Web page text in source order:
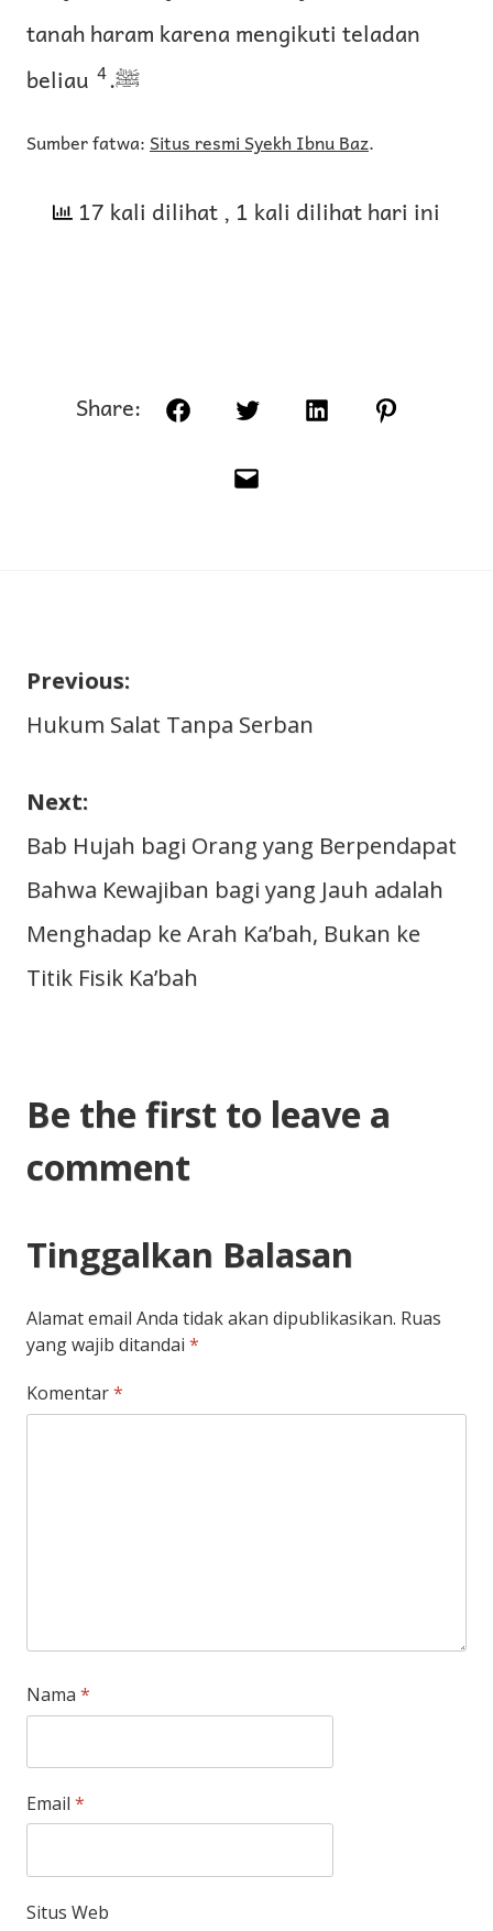
tanah haram karena mengikuti teladan
beliau ﷺ.4
Sumber fatwa:Situs resmi Syekh Ibnu Baz.
17 kali dilihat, 1 kali dilihat hari ini
Share: FacebookTwitterLinkedInPinterest
Email
Navigasi
pos
Previous:
Hukum Salat Tanpa Serban
Next:
Bab Hujah bagi Orang yang Berpendapat
Bahwa Kewajiban bagi yang Jauh adalah
Menghadap ke Arah Ka’bah, Bukan ke
Titik Fisik Ka’bah
Be the first to leave a
comment
Tinggalkan Balasan
Alamat email Anda tidak akan dipublikasikan. Ruas
yang wajib ditandai *
Komentar*
Nama *
Email *
Situs Web